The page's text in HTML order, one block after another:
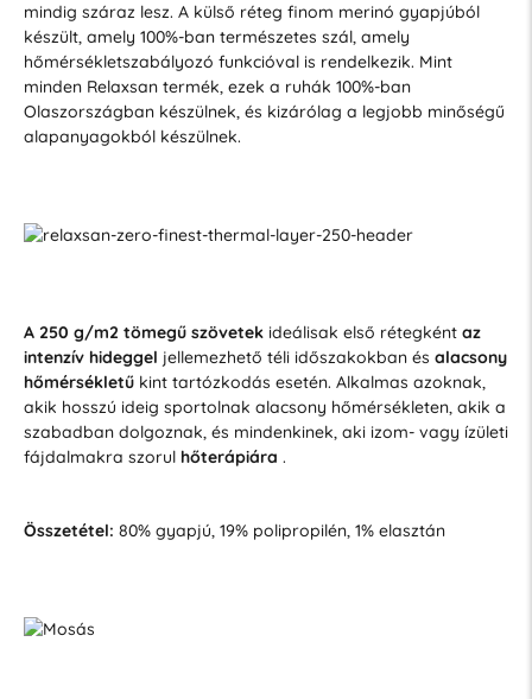
mindig száraz lesz. A külső réteg finom merinó gyapjúból
készült, amely 100%-ban természetes szál, amely
hőmérsékletszabályozó funkcióval is rendelkezik. Mint
minden Relaxsan termék, ezek a ruhák 100%-ban
Olaszországban készülnek, és kizárólag a legjobb minőségű
alapanyagokból készülnek.
A 250 g/m2 tömegű szövetekideálisak első rétegként az
intenzív hideggel jellemezhető téli időszakokban és alacsony
hőmérsékletűkint tartózkodás esetén. Alkalmas azoknak,
akik hosszú ideig sportolnak alacsony hőmérsékleten, akik a
szabadban dolgoznak, és mindenkinek, aki izom- vagy ízületi
fájdalmakra szorul hőterápiára .
Összetétel: 80% gyapjú, 19% polipropilén, 1% elasztán